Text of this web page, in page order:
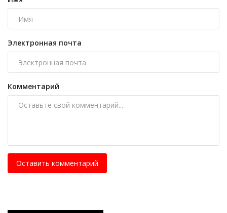
Электронная почта
Комментарий
Оставить комментарий